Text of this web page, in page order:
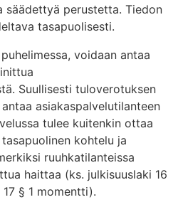
säädettyä perustetta. Tiedon
tasapuolisesti.
voidaan antaa
Suullisesti tuloverotuksen
asiakaspalvelutilanteen
tulee kuitenkin ottaa
kohtelu ja
ruuhkatilanteissa
haittaa (ks. julkisuuslaki 16
§ 1 momentti).